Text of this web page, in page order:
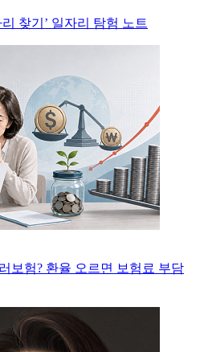
찾기’ 일자리 탐험 노트
보험? 환율 오르면 보험료 부담